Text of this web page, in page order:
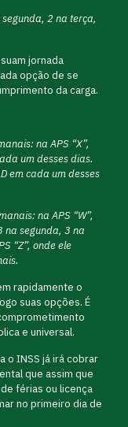
2 na terça,
jornada
opção de se
da carga.
na APS “X”,
um desses dias.
em cada um desses
na APS “W”,
na segunda, 3 na
“Z”, onde ele
rapidamente o
suas opções. É
e universal.
o INSS já irá cobrar
que assim que
férias ou licença
no primeiro dia de